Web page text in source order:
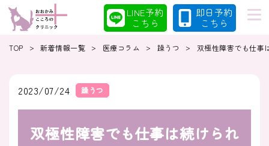
LINE予約
こちら
即日予約
こちら
初めての方へ
TOP > 新着情報一覧 > 医療コラム > 躁うつ > 双極性障害でも仕事
2023/07/24 躁うつ
双極性障害でも仕事は続けられ